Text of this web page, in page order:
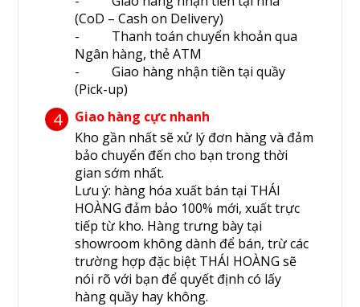
(CoD – Cash on Delivery)
- Thanh toán chuyển khoản qua
Ngân hàng, thẻ ATM
- Giao hàng nhận tiền tại quầy
(Pick-up)
4
Giao hàng cực nhanh
Kho gần nhất sẽ xử lý đơn hàng và đảm
bảo chuyển đến cho bạn trong thời
gian sớm nhất.
Lưu ý: hàng hóa xuất bán tại THÁI
HOÀNG đảm bảo 100% mới, xuất trực
tiếp từ kho. Hàng trưng bày tại
showroom không dành để bán, trừ các
trường hợp đặc biệt THÁI HOÀNG sẽ
nói rõ với bạn để quyết định có lấy
hàng quầy hay không.